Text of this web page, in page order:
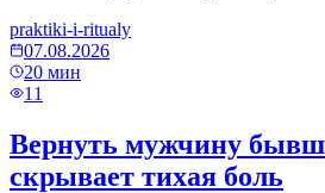
praktiki-i-ritualy
07.08.2026
20 мин
11
Вернуть мужчину
скрывает тихая боль